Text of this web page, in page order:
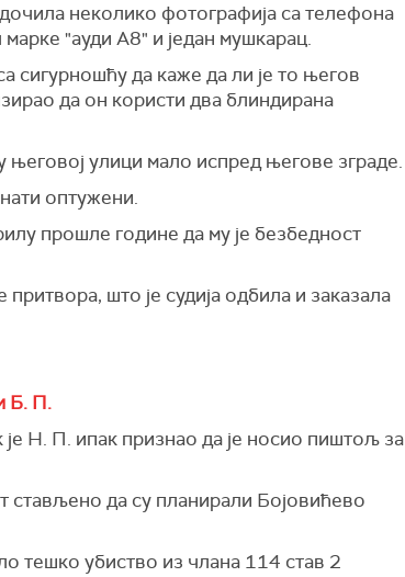
неколико фотографија са телефона
"ауди А8" и један мушкарац.
сигурношћу да каже да ли је то његов
да он користи два блиндирана
његовој улици мало испред његове зграде.
оптужени.
прошле године да му је безбедност
што је судија одбила и заказала
Б. П.
Н. П. ипак признао да је носио пиштољ за
стављено да су планирали Бојовићево
тешко убиство из члана 114 став 2